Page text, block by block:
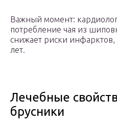
Важный момент:
потребление чая из
снижает риски
лет.
Лечебные
брусники